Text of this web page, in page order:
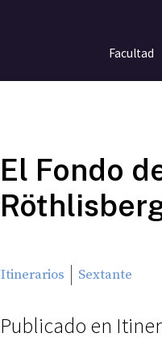
Facultad
El Fondo
Itinerarios Sextante
Publicado en